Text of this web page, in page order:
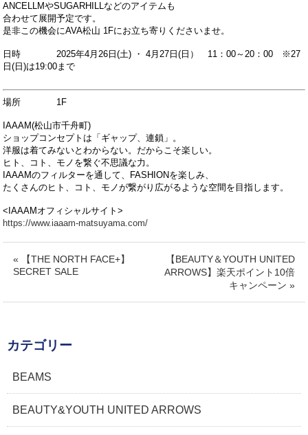
ANCELLMやSUGARHILLなどのアイテムも
合わせて展開予定です。
是非この機会にAVA松山 1Fにお立ち寄りくださいませ。
日時 2025年4月26日(土) ・ 4月27日(日） 11：00～20：00 ※27
日(日)は19:00まで
場所 1F
IAAAM(松山市千舟町)
ショップコンセプトは「ギャップ、連鎖」。
洋服は着てみないとわからない。だからこそ楽しい。
ヒト、コト、モノを繋ぐ不思議な力。
IAAAMのフィルターを通して、FASHIONを楽しみ、
たくさんのヒト、コト、モノが繋がり広がるような空間を目指します。
<IAAAMオフィシャルサイト>
https://www.iaaam-matsuyama.com/
« 【THE NORTH FACE+】
SECRET SALE
【BEAUTY＆YOUTH UNITED
ARROWS】楽天ポイント10倍
キャンペーン »
カテゴリー
BEAMS
BEAUTY&YOUTH UNITED ARROWS